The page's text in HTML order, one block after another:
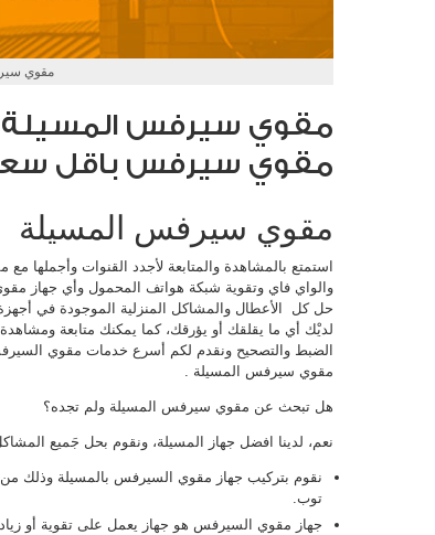
مقوي
مقوي سيرفس باقل
مقوي سيرفس المسيلة
استمتع بالمشاهدة والمتابعة لأجدد القنوات
والواي فاي وتقوية شبكة هواتف المحمول وأي جهاز
حل كل الأعطال والمشاكل المنزلية الموجودة في
لديْك أي ما يقلقك أو يؤرقك، كما يمكنك متابعة
الضبط والتصحيح ونقدم لكم أسرع خدمات مقوي
مقوي سيرفس المسيلة .
هل تبحث عن مقوي سيرفس المسيلة ولم تجده؟
نعم، لدينا افضل جهاز المسيلة، ونقوم بحل جَميع
نقوم بتركيب جهاز مقوي السيرفس بالمسيلة وذلك
توب.
جهاز مقوي السيرفس هو جهاز يعمل على تقوية أو